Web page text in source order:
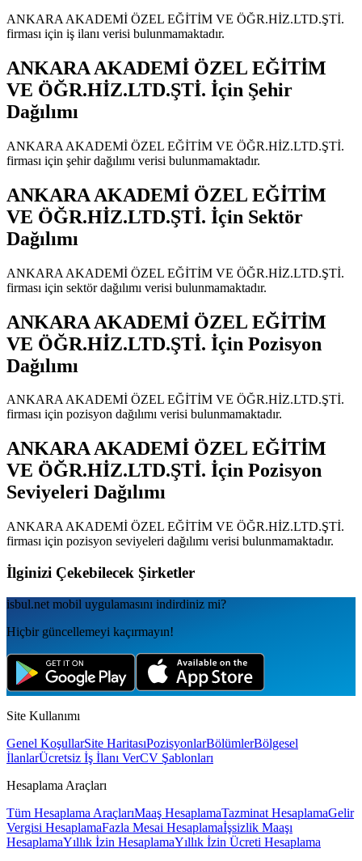
ANKARA AKADEMİ ÖZEL EĞİTİM VE ÖĞR.HİZ.LTD.ŞTİ.
firması için iş ilanı verisi bulunmamaktadır.
ANKARA AKADEMİ ÖZEL EĞİTİM
VE ÖĞR.HİZ.LTD.ŞTİ. İçin Şehir
Dağılımı
ANKARA AKADEMİ ÖZEL EĞİTİM VE ÖĞR.HİZ.LTD.ŞTİ.
firması için şehir dağılımı verisi bulunmamaktadır.
ANKARA AKADEMİ ÖZEL EĞİTİM
VE ÖĞR.HİZ.LTD.ŞTİ. İçin Sektör
Dağılımı
ANKARA AKADEMİ ÖZEL EĞİTİM VE ÖĞR.HİZ.LTD.ŞTİ.
firması için sektör dağılımı verisi bulunmamaktadır.
ANKARA AKADEMİ ÖZEL EĞİTİM
VE ÖĞR.HİZ.LTD.ŞTİ. İçin Pozisyon
Dağılımı
ANKARA AKADEMİ ÖZEL EĞİTİM VE ÖĞR.HİZ.LTD.ŞTİ.
firması için pozisyon dağılımı verisi bulunmamaktadır.
ANKARA AKADEMİ ÖZEL EĞİTİM
VE ÖĞR.HİZ.LTD.ŞTİ. İçin Pozisyon
Seviyeleri Dağılımı
ANKARA AKADEMİ ÖZEL EĞİTİM VE ÖĞR.HİZ.LTD.ŞTİ.
firması için pozisyon seviyeleri dağılımı verisi bulunmamaktadır.
İlginizi Çekebilecek Şirketler
isbul.net mobil uygulamаsını indirdiniz mi?
Hiçbir güncellemeyi kaçırmayın!
Site Kullanımı
Genel KoşullarSite HaritasıPozisyonlarBölümlerBölgesel
İlanlarÜcretsiz İş İlanı VerCV Şablonları
Hesaplama Araçları
Tüm Hesaplama AraçlarıMaaş HesaplamaTazminat HesaplamaGelir
Vergisi HesaplamaFazla Mesai Hesaplamaİşsizlik Maaşı
HesaplamaYıllık İzin HesaplamaYıllık İzin Ücreti Hesaplama